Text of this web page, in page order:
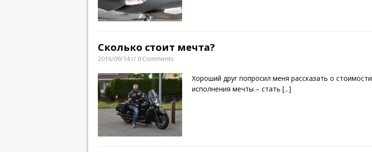
Сколько стоит мечта?
2016/09/14 // 0 Comments
Хороший друг попросил меня рассказать о стоимости
исполнения мечты – стать [...]